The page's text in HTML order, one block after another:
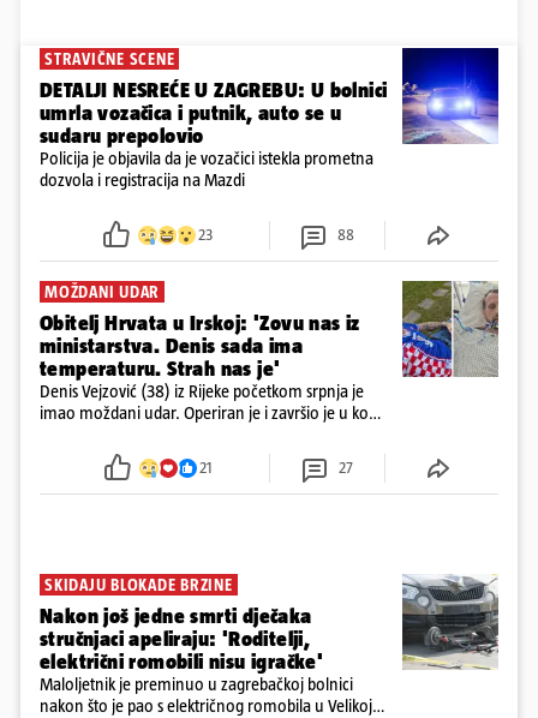
STRAVIČNE SCENE
DETALJI NESREĆE U ZAGREBU: U bolnici
umrla vozačica i putnik, auto se u
sudaru prepolovio
Policija je objavila da je vozačici istekla prometna
dozvola i registracija na Mazdi
23 88
MOŽDANI UDAR
Obitelj Hrvata u Irskoj: 'Zovu nas iz
ministarstva. Denis sada ima
temperaturu. Strah nas je'
Denis Vejzović (38) iz Rijeke početkom srpnja je
imao moždani udar. Operiran je i završio je u komi.
tamošnji liječnici ne vjeruju u oporavak: 'Imamo
21 27
SKIDAJU BLOKADE BRZINE
Nakon još jedne smrti dječaka
stručnjaci apeliraju: 'Roditelji,
električni romobili nisu igračke'
Maloljetnik je preminuo u zagrebačkoj bolnici
nakon što je pao s električnog romobila u Velikoj